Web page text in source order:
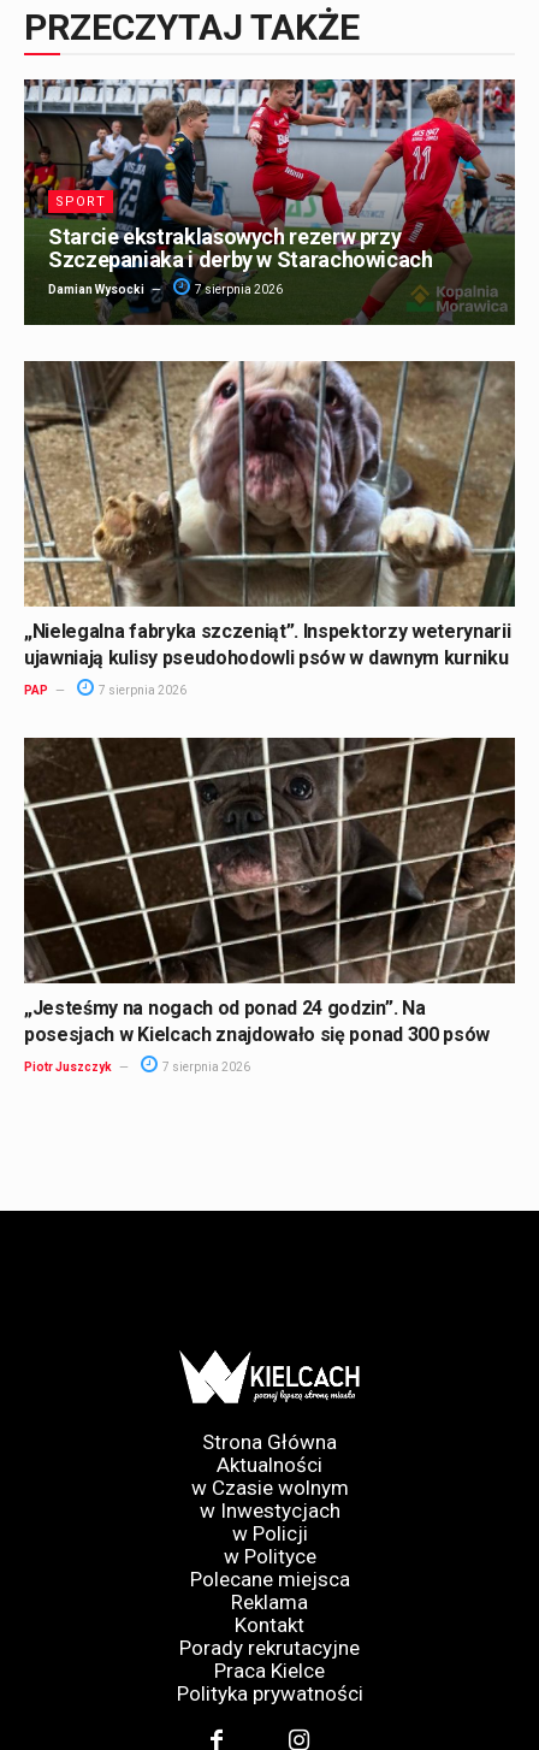
PRZECZYTAJ TAKŻE
SPORT
Starcie ekstraklasowych rezerw przy
Szczepaniaka i derby w Starachowicach
Damian Wysocki 7 sierpnia 2026
„Nielegalna fabryka szczeniąt”. Inspektorzy weterynarii
ujawniają kulisy pseudohodowli psów w dawnym kurniku
PAP 7 sierpnia 2026
„Jesteśmy na nogach od ponad 24 godzin”. Na
posesjach w Kielcach znajdowało się ponad 300 psów
Piotr Juszczyk 7 sierpnia 2026
Strona Główna
Aktualności
w Czasie wolnym
w Inwestycjach
w Policji
w Polityce
Polecane miejsca
Reklama
Kontakt
Porady rekrutacyjne
Praca Kielce
Polityka prywatności